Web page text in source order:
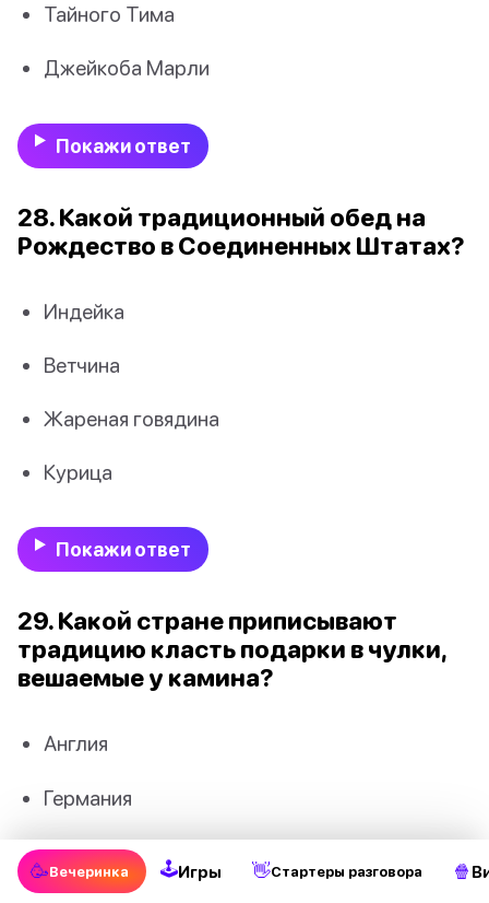
Тайного Тима
Джейкоба Марли
Покажи ответ
28. Какой традиционный обед на
Рождество в Соединенных Штатах?
Индейка
Ветчина
Жареная говядина
Курица
Покажи ответ
29. Какой стране приписывают
традицию класть подарки в чулки,
вешаемые у камина?
Англия
Германия
Франция
🥳Вечеринка 🕹Игры 👋Стартеры разговора 🍿